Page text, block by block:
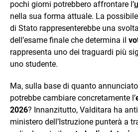
pochi giorni potrebbero affrontare l’
nella sua forma attuale. La
di Stato rappresenterebbe una
dell’esame finale che determina il
rappresenta uno dei traguardi più
uno studente.
Ma, sulla base di quanto
potrebbe cambiare concretamente l’
2026? Innanzitutto, Valditara ha
ministero dell’Istruzione punterà a